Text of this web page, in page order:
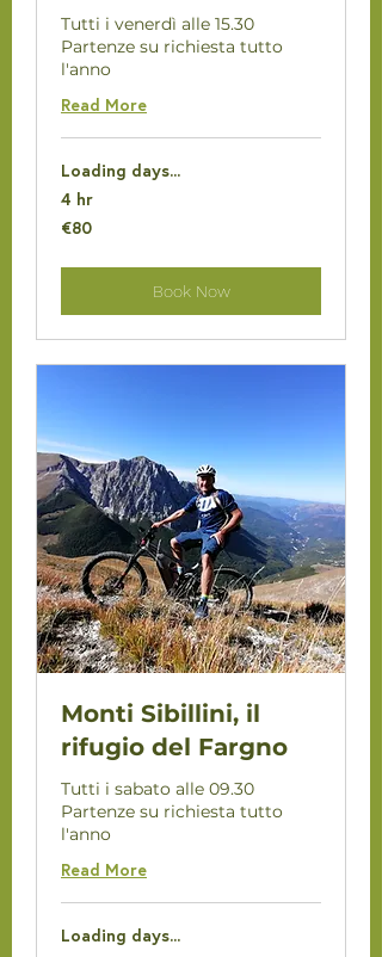
Tutti i venerdì alle 15.30
Partenze su richiesta tutto
l'anno
Read More
Loading days...
4 hr
80
euros
€80
Book Now
Monti Sibillini, il
rifugio del Fargno
Tutti i sabato alle 09.30
Partenze su richiesta tutto
l'anno
Read More
Loading days...